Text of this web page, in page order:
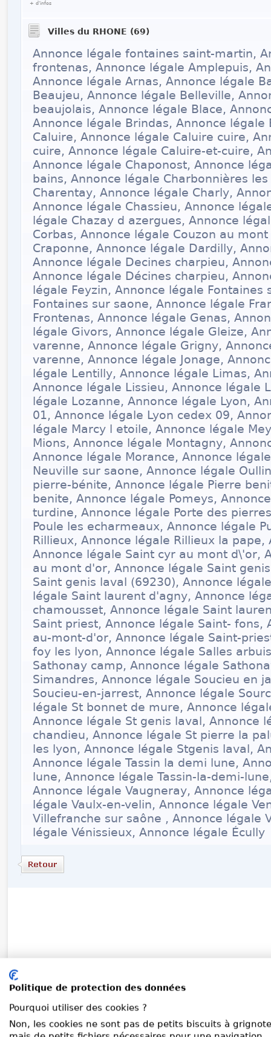
+ d'infos
Villes du RHONE (69)
Annonce légale fontaines saint-martin,
frontenas, Annonce légale Amplepuis,
Annonce légale Arnas, Annonce légale
Beaujeu, Annonce légale Belleville,
beaujolais, Annonce légale Blace,
Annonce légale Brindas, Annonce légale
Caluire, Annonce légale Caluire cuire,
cuire, Annonce légale Caluire-et-cuire,
Annonce légale Chaponost, Annonce
bains, Annonce légale Charbonnières
Charentay, Annonce légale Charly,
Annonce légale Chassieu, Annonce
légale Chazay d azergues, Annonce
Corbas, Annonce légale Couzon au
Craponne, Annonce légale Dardilly,
Annonce légale Decines charpieu,
Annonce légale Décines charpieu,
légale Feyzin, Annonce légale
Fontaines sur saone, Annonce légale
Frontenas, Annonce légale Genas,
légale Givors, Annonce légale Gleize,
varenne, Annonce légale Grigny,
varenne, Annonce légale Jonage,
légale Lentilly, Annonce légale Limas,
Annonce légale Lissieu, Annonce légale
légale Lozanne, Annonce légale Lyon,
01, Annonce légale Lyon cedex 09,
légale Marcy l etoile, Annonce légale
Mions, Annonce légale Montagny,
Annonce légale Morance, Annonce
Neuville sur saone, Annonce légale
pierre-bénite, Annonce légale Pierre
benite, Annonce légale Pomeys,
turdine, Annonce légale Porte des
Poule les echarmeaux, Annonce légale
Rillieux, Annonce légale Rillieux la pape,
Annonce légale Saint cyr au mont d\'or,
au mont d'or, Annonce légale Saint
Saint genis laval (69230), Annonce
légale Saint laurent d'agny, Annonce
chamousset, Annonce légale Saint
Saint priest, Annonce légale Saint- fons,
au-mont-d'or, Annonce légale Saint-
foy les lyon, Annonce légale Salles
Sathonay camp, Annonce légale
Simandres, Annonce légale Soucieu en
Soucieu-en-jarrest, Annonce légale
légale St bonnet de mure, Annonce
Annonce légale St genis laval, Annonce
chandieu, Annonce légale St pierre la
les lyon, Annonce légale Stgenis laval,
Annonce légale Tassin la demi lune,
lune, Annonce légale Tassin-la-demi-
Annonce légale Vaugneray, Annonce
légale Vaulx-en-velin, Annonce légale
Villefranche sur saône , Annonce légale
légale Vénissieux, Annonce légale Écully
Politique de protection des données
Pourquoi utiliser des cookies ?
Non, les cookies ne sont pas de petits biscuits à